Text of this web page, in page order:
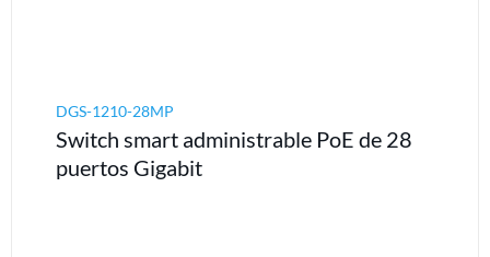
DGS-1210-28MP
Switch smart administrable PoE de 28
puertos Gigabit